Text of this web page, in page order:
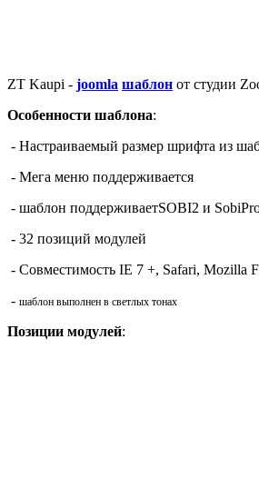
ZT Kaupi - joomla шаблон от студии
Особенности шаблона:
- Настраиваемый размер шрифта из
- Мега меню поддерживается
- шаблон поддерживаетSOBI2 и
- 32 позиций модулей
- Совместимость IE 7 +, Safari, Mozilla
- шаблон выполнен в светлых тонах
Позиции модулей: